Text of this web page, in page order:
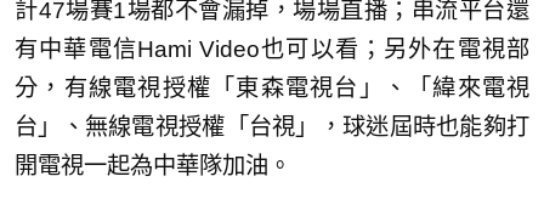
計47場賽1場都不會漏掉，場場直播；串流平台還
有中華電信Hami Video也可以看；另外在電視部
分，有線電視授權「東森電視台」、「緯來電視
台」、無線電視授權「台視」，球迷屆時也能夠打
開電視一起為中華隊加油。